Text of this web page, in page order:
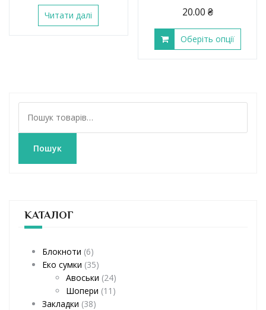
Читати далі 20.00 ₴
Оберіть опції
к
Пошук
КАТАЛОГ
Блокноти (6)
Еко сумки (35)
Авоськи (24)
Шопери (11)
Закладки (38)